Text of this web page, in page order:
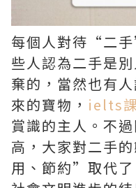
每個人對待“二
些人認為二手是
棄的，當然也有
來的寶物， ielts
賞識的主人。不
高，大家對二手
用、節約”取代